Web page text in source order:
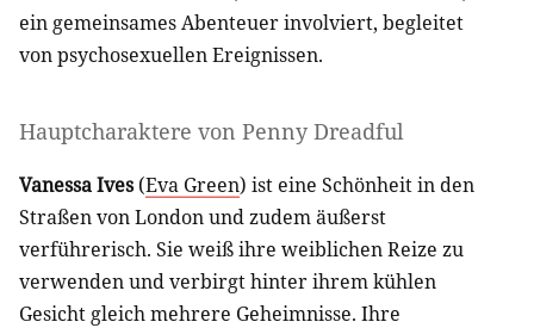
ein gemeinsames Abenteuer involviert, begleitet
von psychosexuellen Ereignissen.
Hauptcharaktere von Penny Dreadful
Vanessa Ives(Eva Green) ist eine Schönheit in den
Straßen von London und zudem äußerst
verführerisch. Sie weiß ihre weiblichen Reize zu
verwenden und verbirgt hinter ihrem kühlen
Gesicht gleich mehrere Geheimnisse. Ihre